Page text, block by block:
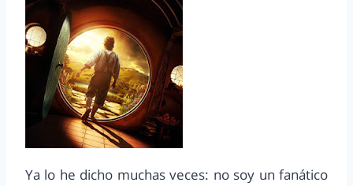
Ya lo he dicho muchas veces: no soy un fanático